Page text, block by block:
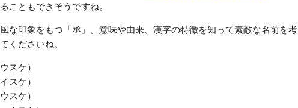
こともできそうですね。
な印象をもつ「丞」。意味や由来、漢字の特徴を知って素敵な名前を考
くださいね。
スケ）
スケ）
スケ）